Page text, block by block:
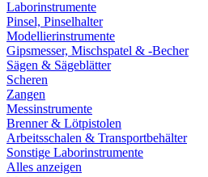
Laborinstrumente
Pinsel, Pinselhalter
Modellierinstrumente
Gipsmesser, Mischspatel & -Becher
Sägen & Sägeblätter
Scheren
Zangen
Messinstrumente
Brenner & Lötpistolen
Arbeitsschalen & Transportbehälter
Sonstige Laborinstrumente
Alles anzeigen